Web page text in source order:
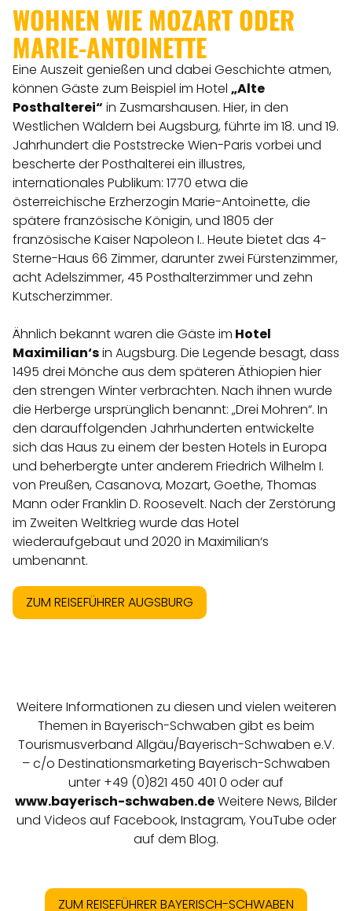
REGIONEN
WOHNEN WIE MOZART ODER
MARIE-ANTOINETTE
Eine Auszeit genießen und dabei Geschichte atmen,
können Gäste zum Beispiel im Hotel „Alte
Posthalterei“ in Zusmarshausen. Hier, in den
Westlichen Wäldern bei Augsburg, führte im 18. und 19.
Jahrhundert die Poststrecke Wien-Paris vorbei und
bescherte der Posthalterei ein illustres,
internationales Publikum: 1770 etwa die
österreichische Erzherzogin Marie-Antoinette, die
spätere französische Königin, und 1805 der
französische Kaiser Napoleon I.. Heute bietet das 4-
Sterne-Haus 66 Zimmer, darunter zwei Fürstenzimmer,
acht Adelszimmer, 45 Posthalterzimmer und zehn
Kutscherzimmer.
Ähnlich bekannt waren die Gäste im Hotel
Maximilian‘sin Augsburg. Die Legende besagt, dass
1495 drei Mönche aus dem späteren Äthiopien hier
den strengen Winter verbrachten. Nach ihnen wurde
die Herberge ursprünglich benannt: „Drei Mohren“. In
den darauffolgenden Jahrhunderten entwickelte
sich das Haus zu einem der besten Hotels in Europa
und beherbergte unter anderem Friedrich Wilhelm I.
von Preußen, Casanova, Mozart, Goethe, Thomas
Mann oder Franklin D. Roosevelt. Nach der Zerstörung
im Zweiten Weltkrieg wurde das Hotel
wiederaufgebaut und 2020 in Maximilian‘s
umbenannt.
ZUM REISEFÜHRER AUGSBURG
Weitere Informationen zu diesen und vielen weiteren
Themen in Bayerisch-Schwaben gibt es beim
Tourismusverband Allgäu/Bayerisch-Schwaben e.V.
– c/o Destinationsmarketing Bayerisch-Schwaben
unter +49 (0)821 450 401 0 oder auf
www.bayerisch-schwaben.deWeitere News, Bilder
und Videos auf Facebook,Instagram,YouTube oder
auf dem Blog.
ZUM REISEFÜHRER BAYERISCH-SCHWABEN